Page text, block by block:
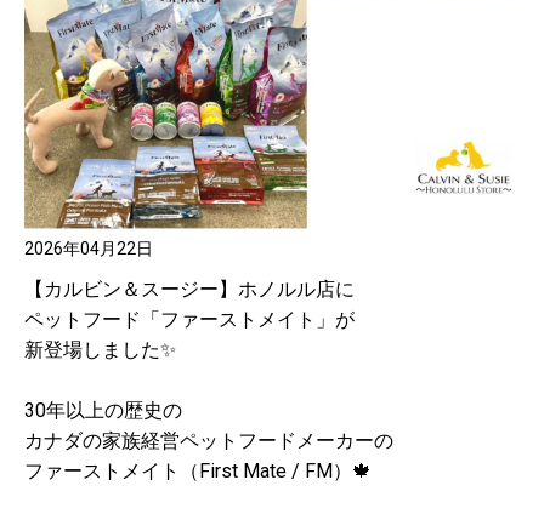
2026年04月22日
【カルビン＆スージー】ホノルル店に
ペットフード「ファーストメイト」が
新登場しました✨
30年以上の歴史の
カナダの家族経営ペットフードメーカーの
ファーストメイト（First Mate / FM）🍁